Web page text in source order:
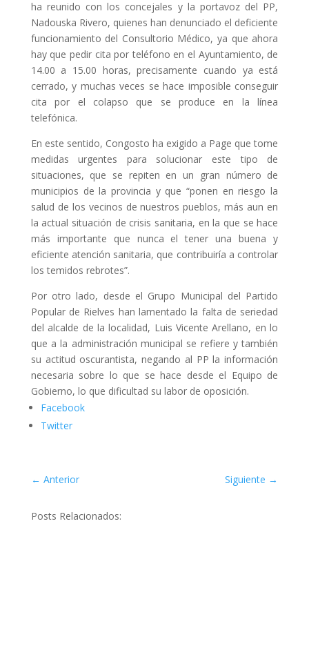
ha reunido con los concejales y la portavoz del PP,
Nadouska Rivero, quienes han denunciado el deficiente
funcionamiento del Consultorio Médico, ya que ahora
hay que pedir cita por teléfono en el Ayuntamiento, de
14.00 a 15.00 horas, precisamente cuando ya está
cerrado, y muchas veces se hace imposible conseguir
cita por el colapso que se produce en la línea
telefónica.
En este sentido, Congosto ha exigido a Page que tome
medidas urgentes para solucionar este tipo de
situaciones, que se repiten en un gran número de
municipios de la provincia y que “ponen en riesgo la
salud de los vecinos de nuestros pueblos, más aun en
la actual situación de crisis sanitaria, en la que se hace
más importante que nunca el tener una buena y
eficiente atención sanitaria, que contribuiría a controlar
los temidos rebrotes”.
Por otro lado, desde el Grupo Municipal del Partido
Popular de Rielves han lamentado la falta de seriedad
del alcalde de la localidad, Luis Vicente Arellano, en lo
que a la administración municipal se refiere y también
su actitud oscurantista, negando al PP la información
necesaria sobre lo que se hace desde el Equipo de
Gobierno, lo que dificultad su labor de oposición.
Facebook
Twitter
← Anterior Siguiente →
Posts Relacionados: